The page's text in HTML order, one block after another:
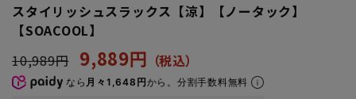
スタイリッシュスラックス【涼】【ノータック】
【SOACOOL】
10,989円
9,889円
なら 月々1,648円から。分割手数料無料